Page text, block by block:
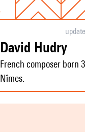
David Hudry
French composer born
Nîmes.